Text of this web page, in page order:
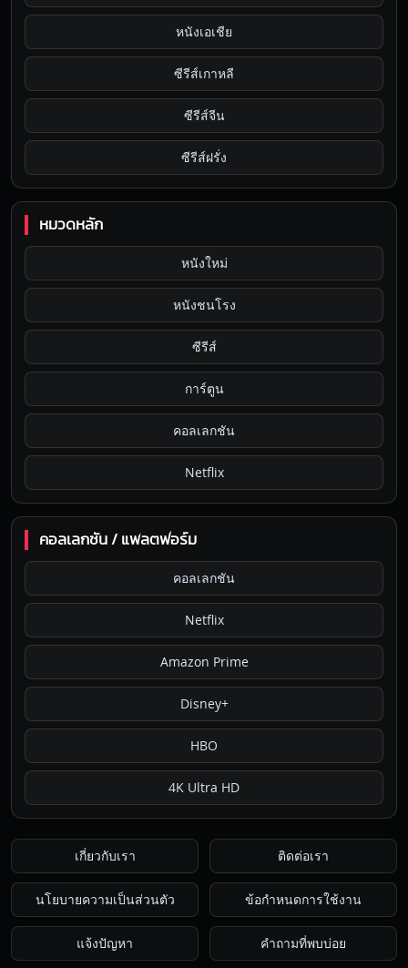
หนังเอเชีย
ซีรีส์เกาหลี
ซีรีส์จีน
ซีรีส์ฝรั่ง
หมวดหลัก
หนังใหม่
หนังชนโรง
ซีรีส์
การ์ตูน
คอลเลกชัน
Netflix
คอลเลกชัน / แพลตฟอร์ม
คอลเลกชัน
Netflix
Amazon Prime
Disney+
HBO
4K Ultra HD
เกี่ยวกับเรา ติดต่อเรา
นโยบายความเป็นส่วนตัว ข้อกำหนดการใช้งาน
แจ้งปัญหา คำถามที่พบบ่อย